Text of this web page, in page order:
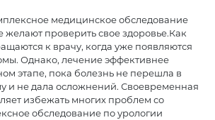
медицинское обследование
желают проверить свое здоровье.Как
к врачу, когда уже появляются
Однако, лечение эффективнее
этапе, пока болезнь не перешла в
и не дала осложнений. Своевременная
избежать многих проблем со
обследование по урологии